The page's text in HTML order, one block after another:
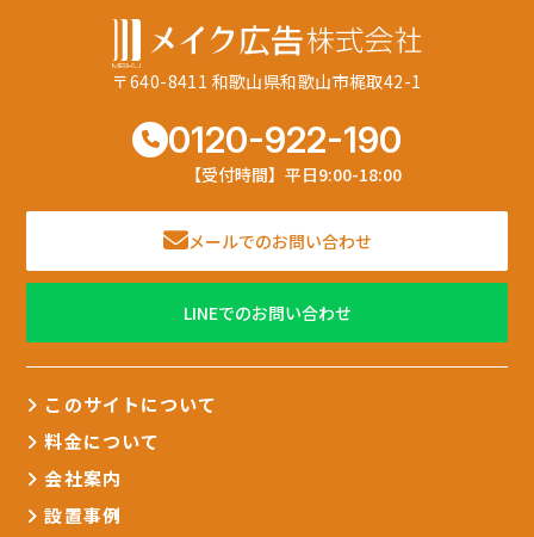
〒640-8411 和歌山県和歌山市梶取42-1
0120-922-190
【受付時間】平日9:00-18:00
メールでのお問い合わせ
LINEでのお問い合わせ
このサイトについて
料金について
会社案内
設置事例